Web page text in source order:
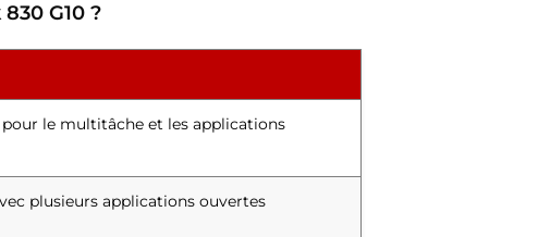
G10 ?
le multitâche et les applications
plusieurs applications ouvertes